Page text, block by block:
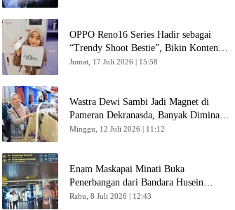
OPPO Reno16 Series Hadir sebagai
“Trendy Shoot Bestie”, Bikin Konten
Kreator Makin Betah
Jumat, 17 Juli 2026 | 15:58
Wastra Dewi Sambi Jadi Magnet di
Pameran Dekranasda, Banyak Diminati
Pengunjung
Minggu, 12 Juli 2026 | 11:12
Enam Maskapai Minati Buka
Penerbangan dari Bandara Husein
Sastranegara
Rabu, 8 Juli 2026 | 12:43